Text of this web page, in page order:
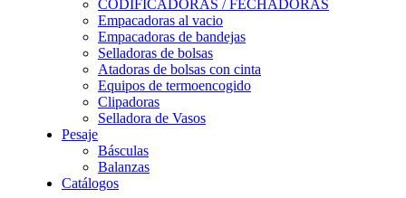
CODIFICADORAS / FECHADORAS
Empacadoras al vacio
Empacadoras de bandejas
Selladoras de bolsas
Atadoras de bolsas con cinta
Equipos de termoencogido
Clipadoras
Selladora de Vasos
Pesaje
Básculas
Balanzas
Catálogos